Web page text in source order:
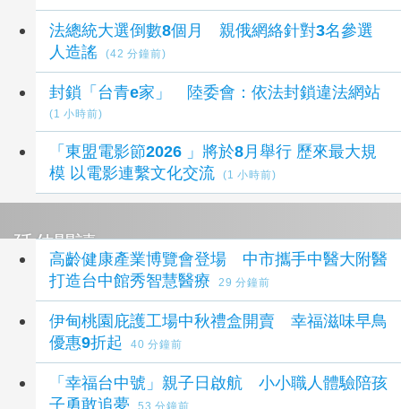
法總統大選倒數8個月 親俄網絡針對3名參選
人造謠
(42 分鐘前)
封鎖「台青e家」 陸委會：依法封鎖違法網站
(1 小時前)
「東盟電影節2026 」將於8月舉行 歷來最大規
模 以電影連繫文化交流
(1 小時前)
延伸閱讀
高齡健康產業博覽會登場 中市攜手中醫大附醫
打造台中館秀智慧醫療
29 分鐘前
伊甸桃園庇護工場中秋禮盒開賣 幸福滋味早鳥
優惠9折起
40 分鐘前
「幸福台中號」親子日啟航 小小職人體驗陪孩
子勇敢追夢
53 分鐘前